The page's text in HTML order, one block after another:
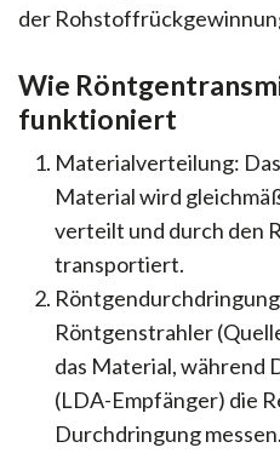
der
Wie
funktioniert
Materialverteilung:
Material wird
verteilt und durch den
transportiert.
Röntgenstrahler
das Material, während
(LDA-Empfänger) die
Durchdringung messen.